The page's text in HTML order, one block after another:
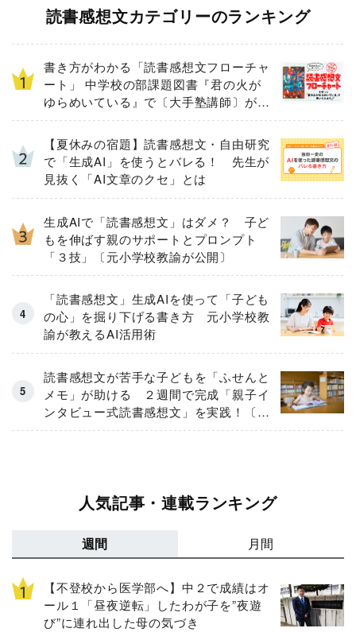
読書感想文カテゴリーのランキング
書き方がわかる「読書感想文フローチャ
ート」 中学校の部課題図書『君の火が
ゆらめいている』で〔大手塾講師〕が実
演！
【夏休みの宿題】読書感想文・自由研究
で「生成AI」を使うとバレる！ 先生が
見抜く「AI文章のクセ」とは
生成AIで「読書感想文」はダメ？ 子ど
もを伸ばす親のサポートとプロンプト
「３技」〔元小学校教諭が公開〕
「読書感想文」生成AIを使って「子ども
の心」を掘り下げる書き方 元小学校教
諭が教えるAI活用術
読書感想文が苦手な子どもを「ふせんと
メモ」が助ける ２週間で完成「親子イ
ンタビュー式読書感想文」を実践！〔文
章力養成講座の専門家〕が伝授
人気記事・連載ランキング
週間 月間
【不登校から医学部へ】中２で成績はオ
ール１「昼夜逆転」したわが子を”夜遊
び”に連れ出した母の気づき